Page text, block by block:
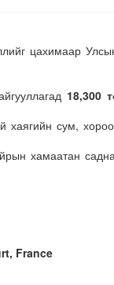
цахимаар
18,300
сум,
хамаатан
France